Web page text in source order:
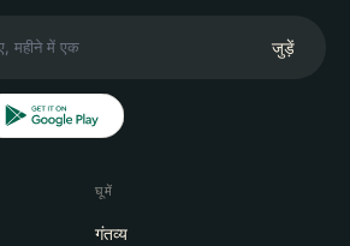
जुड़ें
घूमें
गंतव्य